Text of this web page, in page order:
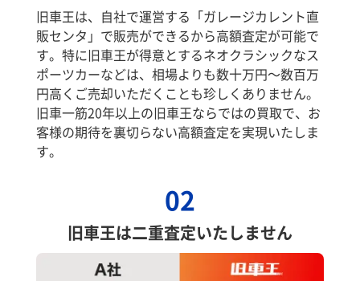
旧車王は、自社で運営する「ガレージカレント直
販センタ」で販売ができるから高額査定が可能で
す。特に旧車王が得意とするネオクラシックなス
ポーツカーなどは、相場よりも数十万円～数百万
円高くご売却いただくことも珍しくありません。
旧車一筋20年以上の旧車王ならではの買取で、お
客様の期待を裏切らない高額査定を実現いたしま
す。
02
旧車王は二重査定いたしません